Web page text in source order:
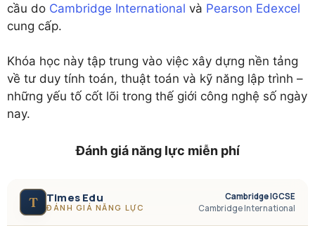
cầu do Cambridge International và Pearson Edexcel
cung cấp.
Khóa học này tập trung vào việc xây dựng nền tảng
về tư duy tính toán, thuật toán và kỹ năng lập trình –
những yếu tố cốt lõi trong thế giới công nghệ số ngày
nay.
Đánh giá năng lực miễn phí